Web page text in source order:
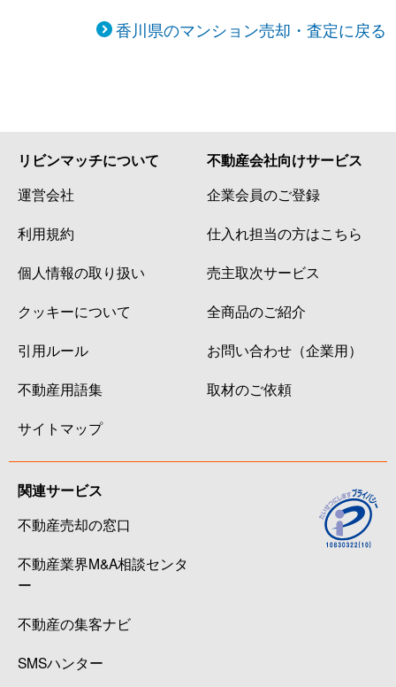
香川県のマンション売却・査定に戻る
リビンマッチについて
運営会社
利用規約
個人情報の取り扱い
クッキーについて
引用ルール
不動産用語集
サイトマップ
不動産会社向けサービス
企業会員のご登録
仕入れ担当の方はこちら
売主取次サービス
全商品のご紹介
お問い合わせ（企業用）
取材のご依頼
関連サービス
不動産売却の窓口
不動産業界M&A相談センタ
ー
不動産の集客ナビ
SMSハンター